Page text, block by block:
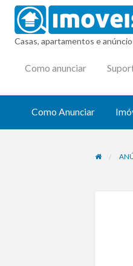
Casas, apartamentos e
Como anunciar
Como Anunciar